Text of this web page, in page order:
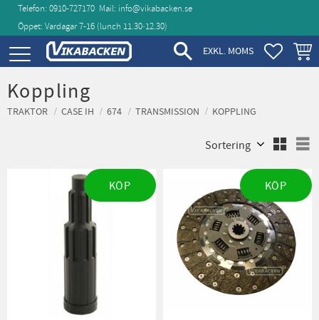
Meny
Telefon: 0910-727170 Mail: info@vikabacken.se
Öppet: Vardagar 7-16 (lunch 11.30‑12.30)
EXKL. MOMS
Koppling
TRAKTOR CASE IH 674 TRANSMISSION KOPPLING
KÖP KÖP